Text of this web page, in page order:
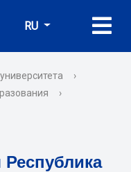
RU
›
›